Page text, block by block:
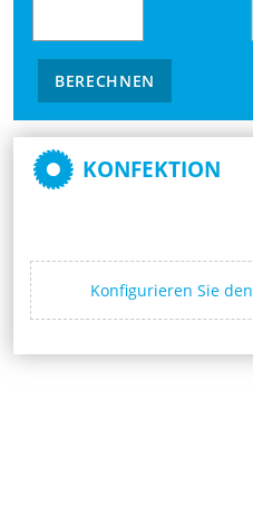
BERECHNEN
KONFEKTION
Konfigurieren Sie